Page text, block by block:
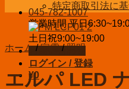
045-782-1007
営業時間 平日
土日祝9:00~19:00
お問い合わせ
ログイン / 登録
¥0
特定商取引法に
ホーム / 家電 / 照明
エルパ LED